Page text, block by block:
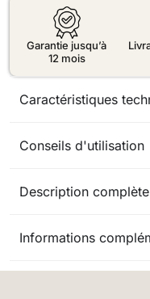
Garantie jusqu’à
12 mois
Caractéristiques
Conseils d'utilisation
Description complète
Informations